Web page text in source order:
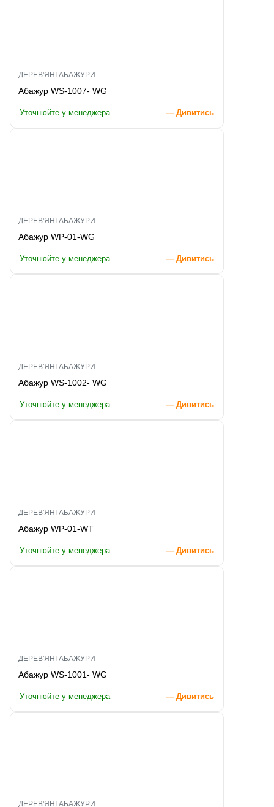
ДЕРЕВ'ЯНІ АБАЖУРИ
Абажур WS-1007- WG
Уточнюйте у менеджера — Дивитись
ДЕРЕВ'ЯНІ АБАЖУРИ
Абажур WP-01-WG
Уточнюйте у менеджера — Дивитись
ДЕРЕВ'ЯНІ АБАЖУРИ
Абажур WS-1002- WG
Уточнюйте у менеджера — Дивитись
ДЕРЕВ'ЯНІ АБАЖУРИ
Абажур WP-01-WT
Уточнюйте у менеджера — Дивитись
ДЕРЕВ'ЯНІ АБАЖУРИ
Абажур WS-1001- WG
Уточнюйте у менеджера — Дивитись
ДЕРЕВ'ЯНІ АБАЖУРИ